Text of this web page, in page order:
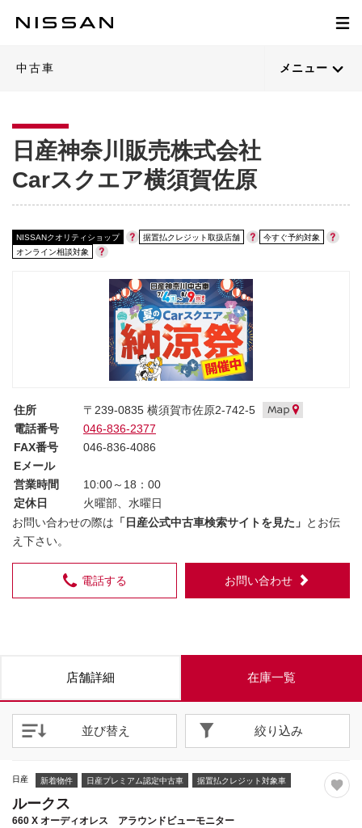
中古車 メニュー
日産神奈川販売株式会社
Carスクエア横須賀佐原
NISSANクオリティショップ 据置払クレジット取扱店舗
今すぐ予約対象
オンライン相談対象
住所
〒239-0835 横須賀市佐原2-742-5
電話番号
046-836-2377
FAX番号
046-836-4086
Eメール
営業時間
10:00～18：00
定休日
火曜部、水曜日
お問い合わせの際は 「日産公式中古車検索サイトを見た」 とお伝
え下さい。
電話する お問い合わせ
店舗詳細 在庫一覧
並び替え 絞り込み
30
閉じる
日産 新着物件 日産プレミアム認定中古車 据置払クレジット対象車
ルークス
660 X オーディオレス アラウンドビューモニター
44
閉じる 40
閉じる 45
閉じる 43
閉じる 44
閉じる 27
閉じる 40
閉じる 45
閉じる 39
閉じる 47
閉じる 45
閉じる 43
閉じる 30
閉じる 40
閉じる 42
閉じる 31
閉じる 44
閉じる 45
閉じる 35
閉じる